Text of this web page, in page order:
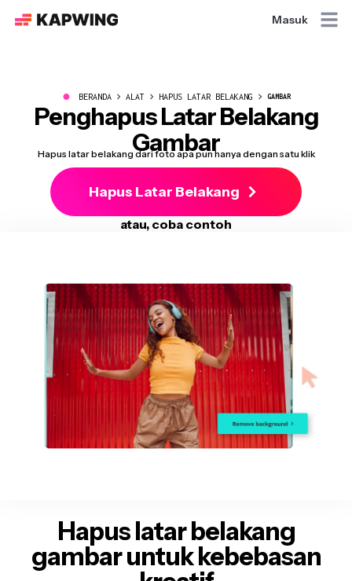
Masuk
● BERANDA ALAT HAPUS LATAR BELAKANG GAMBAR
Penghapus Latar Belakang
Gambar
Hapus latar belakang dari foto apa pun hanya dengan satu klik
Hapus Latar Belakang
atau, coba contoh
Hapus latar belakang
gambar untukkebebasan